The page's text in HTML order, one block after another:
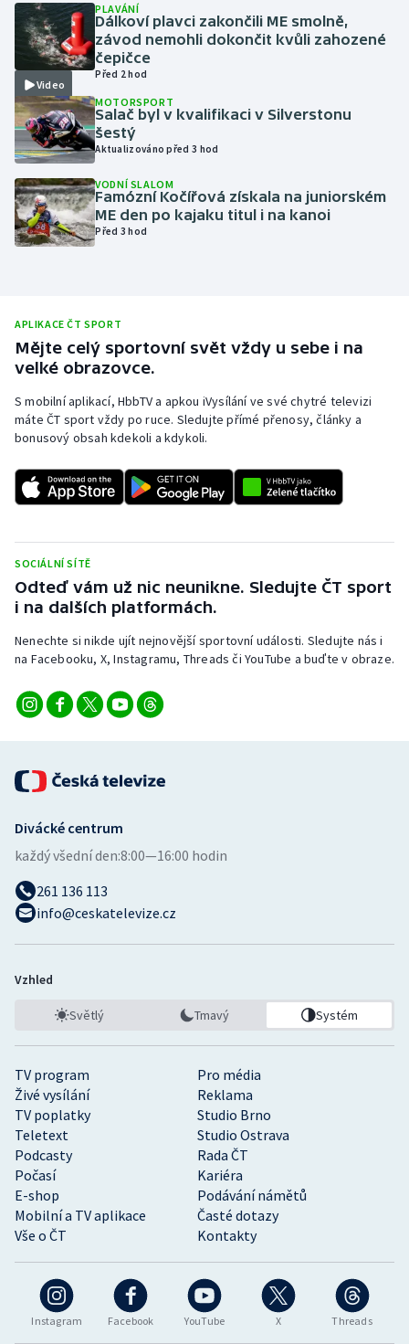
Lyže a snowboard
Moderní pětiboj
Motorsport
Olympijské hry
Parasport
Plavání
Ragby
Rychlobruslení
Rychlostní kanoistika
Short track
Sportovní střelba
Stolní tenis
Triatlon
Vodní slalom
Volejbal
Video
PLAVÁNÍ
Dálkoví plavci zakončili ME smolně,
závod nemohli dokončit kvůli zahozené
čepičce
Před 2 hod
MOTORSPORT
Salač byl v kvalifikaci v Silverstonu
šestý
Aktualizováno před 3 hod
VODNÍ SLALOM
Famózní Kočířová získala na juniorském
ME den po kajaku titul i na kanoi
Před 3 hod
APLIKACE ČT SPORT
Mějte celý sportovní svět vždy u sebe i na
velké obrazovce.
S mobilní aplikací, HbbTV a apkou iVysílání ve své chytré televizi
máte ČT sport vždy po ruce. Sledujte přímé přenosy, články a
bonusový obsah kdekoli a kdykoli.
SOCIÁLNÍ SÍTĚ
Odteď vám už nic neunikne. Sledujte ČT sport
i na dalších platformách.
Nenechte si nikde ujít nejnovější sportovní události. Sledujte nás i
na Facebooku, X, Instagramu, Threads či YouTube a buďte v obraze.
Instagram Facebook YouTube X Threads
TV program
Pro média
Živé vysílání
Reklama
TV poplatky
Studio Brno
Teletext
Studio Ostrava
Podcasty
Rada ČT
Počasí
Kariéra
E-shop
Podávání námětů
Mobilní a TV aplikace
Časté dotazy
Vše o ČT
Kontakty
Divácké centrum
každý všední den:8:00—16:00 hodin
261 136 113
info@ceskatelevize.cz
Vzhled
Světlý Tmavý Systém